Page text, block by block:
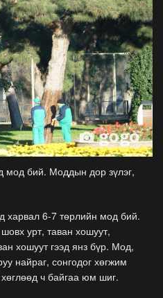
мод бий. Моддын дор зүлэг,
харвал 6-7 төрлийн мод бий.
урт, таван хошуут,
хошуут гээд янз бүр. Мод,
найраг, сонгодог хөгжим
ч байгаа юм шиг.